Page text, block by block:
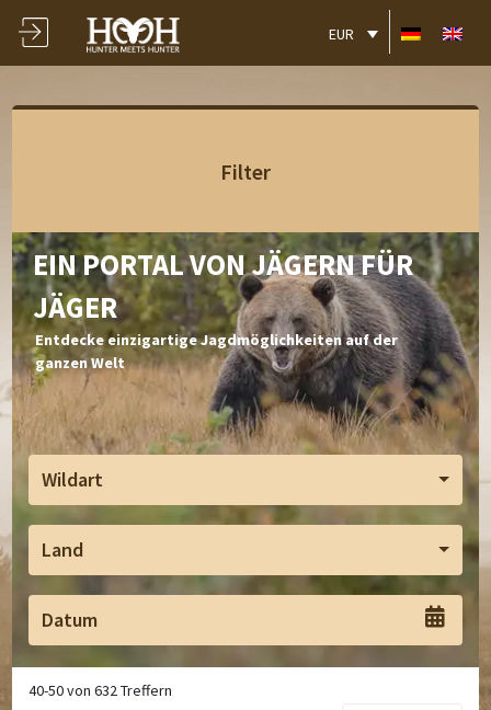
EUR
Filter
EIN PORTAL VON JÄGERN FÜR
JÄGER
Entdecke einzigartige Jagdmöglichkeiten auf der
ganzen Welt
Wildart
Land
40-50von632Treffern